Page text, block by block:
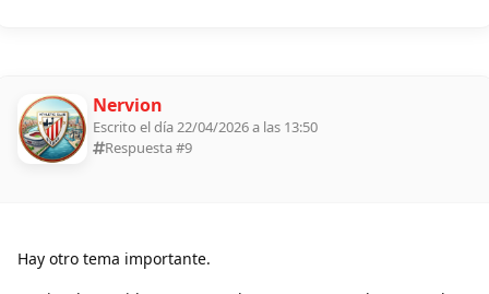
Nervion
Escrito el día 22/04/2026 a las 13:50
Respuesta #9
Hay otro tema importante.